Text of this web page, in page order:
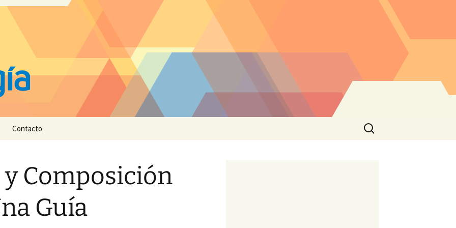
Contacto
Buscar:
Composición
Guía